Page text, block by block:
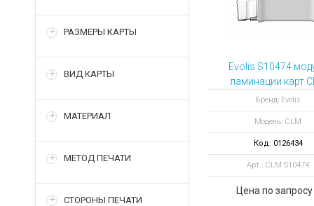
РАЗМЕРЫ КАРТЫ
ВИД КАРТЫ
МАТЕРИАЛ
МЕТОД ПЕЧАТИ
СТОРОНЫ ПЕЧАТИ
Evolis S10474
ламинации карт
для принтера
Бренд: Evolis
Модель: CLM
Код: 0126434
Арт.: CLM S10474
Цена по запросу